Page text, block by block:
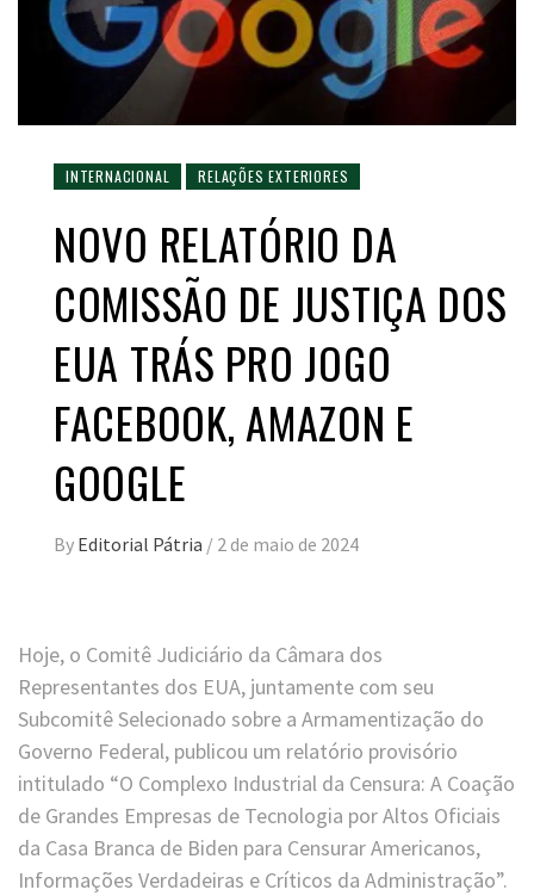
INTERNACIONAL RELAÇÕES EXTERIORES
NOVO RELATÓRIO DA
COMISSÃO DE JUSTIÇA DOS
EUA TRÁS PRO JOGO
FACEBOOK, AMAZON E
GOOGLE
By Editorial Pátria / 2 de maio de 2024
Hoje, o Comitê Judiciário da Câmara dos
Representantes dos EUA, juntamente com seu
Subcomitê Selecionado sobre a Armamentização do
Governo Federal, publicou um relatório provisório
intitulado “O Complexo Industrial da Censura: A Coação
de Grandes Empresas de Tecnologia por Altos Oficiais
da Casa Branca de Biden para Censurar Americanos,
Informações Verdadeiras e Críticos da Administração”.